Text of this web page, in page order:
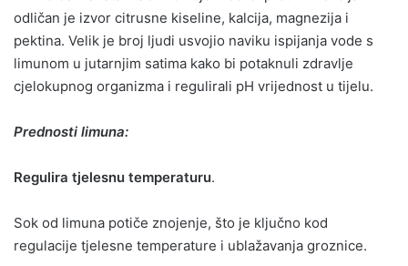
odličan je izvor citrusne kiseline, kalcija, magnezija i
pektina. Velik je broj ljudi usvojio naviku ispijanja vode s
limunom u jutarnjim satima kako bi potaknuli zdravlje
cjelokupnog organizma i regulirali pH vrijednost u tijelu.
Prednosti limuna:
Regulira tjelesnu temperaturu.
Sok od limuna potiče znojenje, što je ključno kod
regulacije tjelesne temperature i ublažavanja groznice.